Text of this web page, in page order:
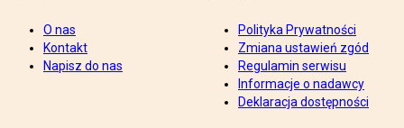
O nas
Kontakt
Napisz do nas
Polityka Prywatności
Zmiana ustawień zgód
Regulamin serwisu
Informacje o nadawcy
Deklaracja dostępności